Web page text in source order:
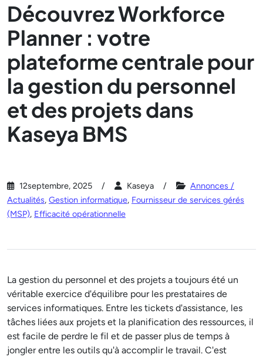
Découvrez Workforce
Planner : votre
plateforme centrale pour
la gestion du personnel
et des projets dans
Kaseya BMS
12septembre, 2025 Kaseya
Annonces /
Actualités, Gestion informatique, Fournisseur de services gérés
(MSP), Efficacité opérationnelle
La gestion du personnel et des projets a toujours été un
véritable exercice d'équilibre pour les prestataires de
services informatiques. Entre les tickets d'assistance, les
tâches liées aux projets et la planification des ressources, il
est facile de perdre le fil et de passer plus de temps à
jongler entre les outils qu'à accomplir le travail. C'est